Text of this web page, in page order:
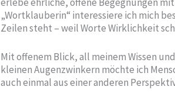
„Wortklauberin“ interessiere ich mich
Zeilen steht – weil Worte Wirklichkeit
Mit offenem Blick, all meinem Wissen
kleinen Augenzwinkern möchte ich
auch einmal aus einer anderen